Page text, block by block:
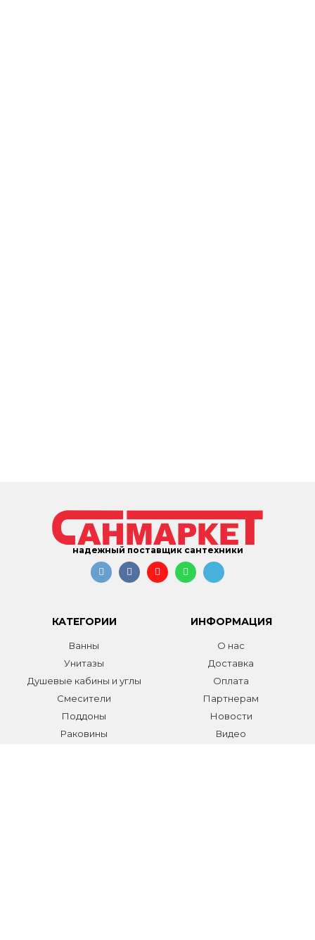
надежный поставщик сантехники
КАТЕГОРИИ
Ванны
Унитазы
Душевые кабины и углы
Смесители
Поддоны
Раковины
ИНФОРМАЦИЯ
О нас
Доставка
Оплата
Партнерам
Новости
Видео